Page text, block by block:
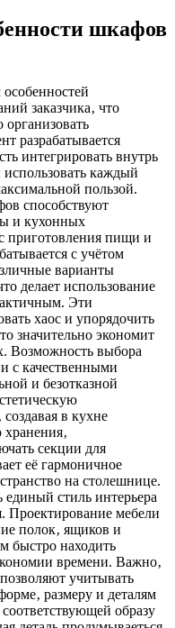
шкафов
заказчика‚ что
разрабатывается
интегрировать внутрь
каждый
пользой.
способствуют
и кухонных
приготовления пищи и
с учётом
варианты
делает использование
Эти
хаос и упорядочить
значительно экономит
Возможность выбора
с качественными
и безотказной
в кухне
секции для
её гармоничное
на столешнице.
единый стиль интерьера
Проектирование мебели
полок‚ ящиков и
быстро находить
времени. Важно‚
учитывать
размеру и деталям
образу